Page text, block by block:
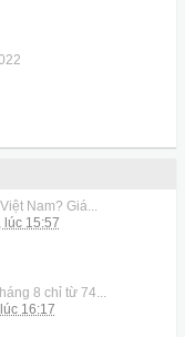
Nam? Giá...
lúc 15:57
8 chỉ từ 74...
16:17